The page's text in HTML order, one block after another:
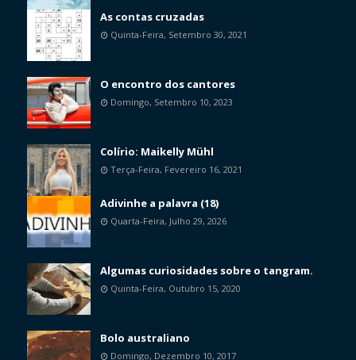
As contas cruzadas
Quinta-Feira, Setembro 30, 2021
O encontro dos cantores
Domingo, Setembro 10, 2023
Colírio: Maikelly Mühl
Terça-Feira, Fevereiro 16, 2021
Adivinhe a palavra (18)
Quarta-Feira, Julho 29, 2026
Algumas curiosidades sobre o tangram.
Quinta-Feira, Outubro 15, 2020
Bolo australiano
Domingo, Dezembro 10, 2017